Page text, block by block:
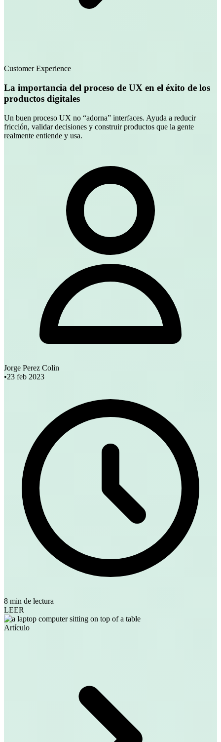
Customer Experience
La importancia del proceso de UX en el éxito de los
productos digitales
Un buen proceso UX no “adorna” interfaces. Ayuda a reducir
fricción, validar decisiones y construir productos que la gente
realmente entiende y usa.
Jorge Perez Colin
•23 feb 2023
8 min de lectura
LEER
Artículo